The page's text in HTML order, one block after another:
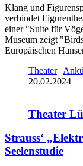
Klang und
verbindet
einer "Suite für
Museum zeigt
Europäischen
Theater|
20.02.2024
Theater
Strauss‘
Seelenstudie